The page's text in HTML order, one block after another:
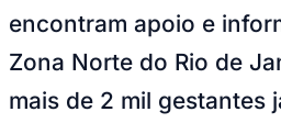
Anuncie no Portal
Verificar EmpresaNovo
Anunciar Vagas
Novo
Publicidade Legal
NBA
encontram apoio e
Zona Norte do Rio de
mais de 2 mil gestantes